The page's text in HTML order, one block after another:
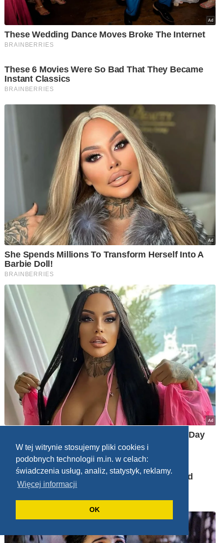
W tej witrynie stosujemy pliki cookies i
podobnych technologii m.in. w celach:
świadczenia usług, analiz, statystyk, reklamy.
Więcej informacji
OK